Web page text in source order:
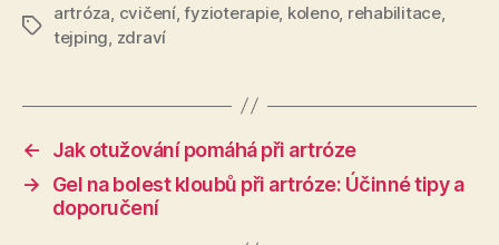
Štítky
artróza cvičení,fyzioterapie, koleno, rehabilitace,
tejping zdraví
←
Jak otužování pomáhá při artróze
→
Gel na bolest kloubů při artróze: Účinné tipy a
doporučení